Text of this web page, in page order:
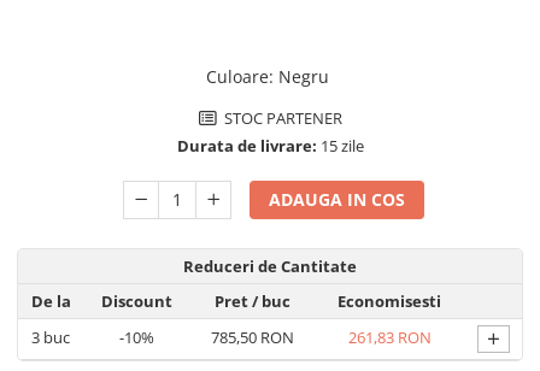
Sisteme de stocare energie
Pachete complete stocare energie
Sisteme de Stocare Comerciale
Sisteme fotovoltaice complete
Sisteme fotovoltaice de putere
mica (rulota/caravan/case de
vacanta)
Sisteme fotovoltaice profesionale
Pachete sisteme fotovoltaice
Culoare: Negru
STOC PARTENER
Durata de livrare: 15 zile
ADAUGA IN COS
Reduceri de Cantitate
De la
Discount Pret/ buc
Economisesti
3 buc -10% 785,50 RON 261,83 RON +